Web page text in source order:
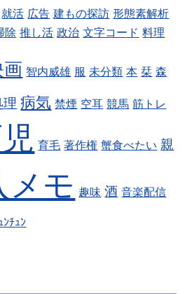
就活 広告 建もの探訪 形態素解析
除 推し活 政治 文字コード 料理
画 智内威雄 服 未分類 本 栞 森
理 病気 禁煙 空耳 競馬 筋トレ
育毛 著作権 蟹食べたい 親
メモ 趣味 酒 音楽配信
ﾝﾁｭﾝ